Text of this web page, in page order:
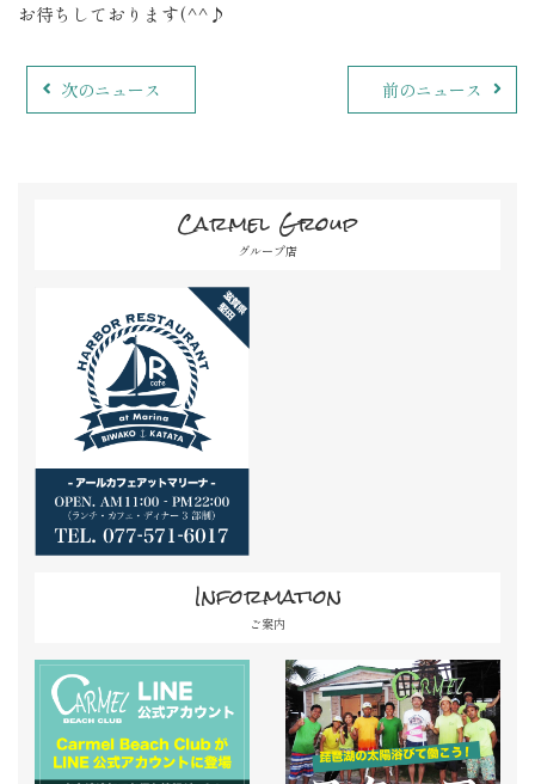
お待ちしております(^^♪
次のニュース 前のニュース
Carmel Group
グループ店
Information
ご案内